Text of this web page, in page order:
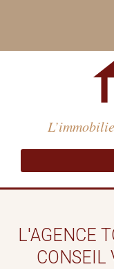
L'AGENCE
CONSEIL